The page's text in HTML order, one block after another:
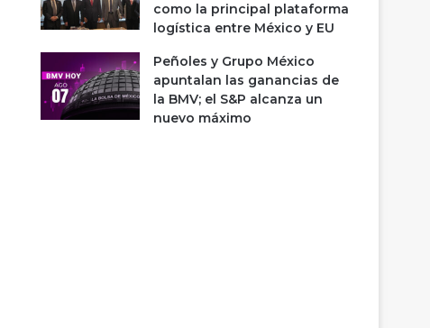
como la principal plataforma
logística entre México y EU
Peñoles y Grupo México
apuntalan las ganancias de
la BMV; el S&P alcanza un
nuevo máximo